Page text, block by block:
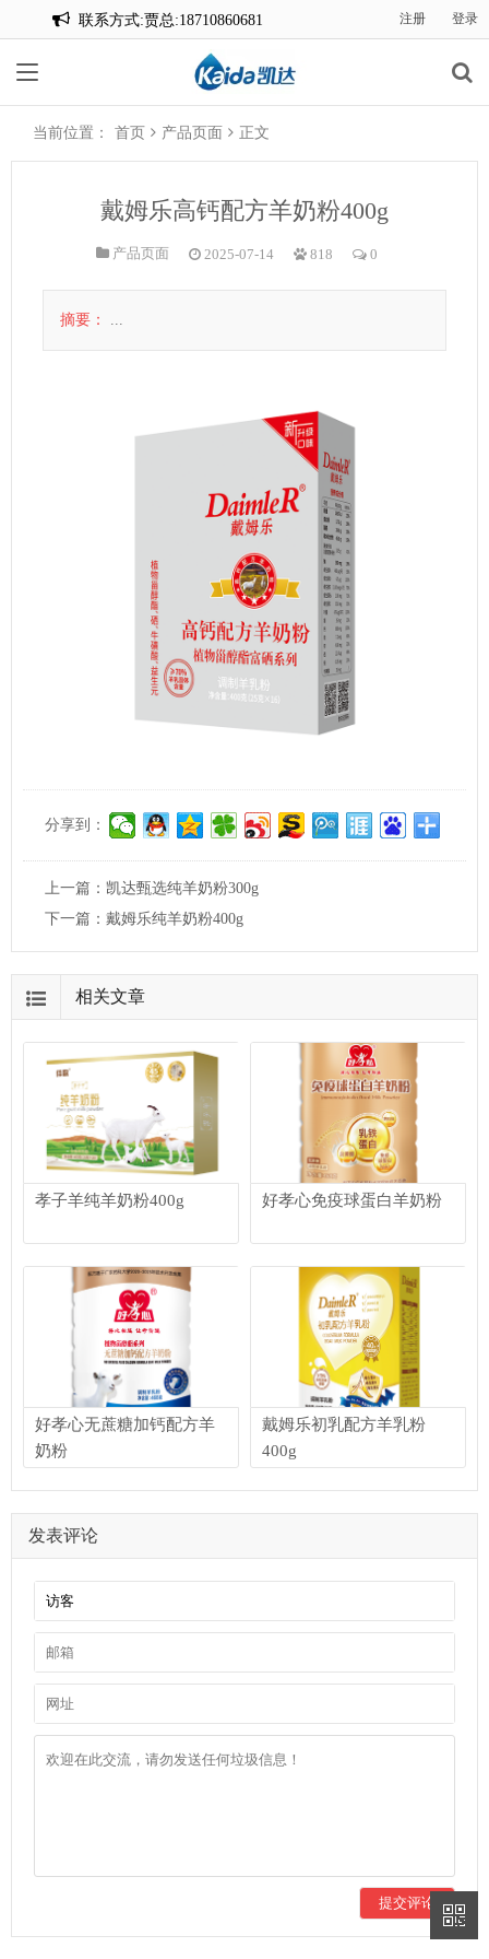
联系方式:贾总:18710860681
联系方式:贾总:18710860681
注册 登录
当前位置： 首页 产品页面 正文
戴姆乐高钙配方羊奶粉400g
产品页面 2025-07-14 818 0
摘要： ...
分享到：
上一篇： 凯达甄选纯羊奶粉300g
下一篇： 戴姆乐纯羊奶粉400g
相关文章
孝子羊纯羊奶粉400g 好孝心免疫球蛋白羊奶粉
好孝心无蔗糖加钙配方羊
奶粉
戴姆乐初乳配方羊乳粉
400g
发表评论
提交评论